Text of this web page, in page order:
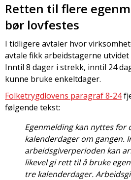
Retten til flere
bør lovfestes
I tidligere avtaler hvor
avtale fikk arbeidstagerne
Inntil 8 dager i strekk, inntil 24
kunne bruke enkeltdager.
Folketrygdlovens paragraf 8-24
følgende tekst:
Egenmelding kan nyttes for
kalenderdager om gangen.
arbeidsgiverperioden kan
likevel gi rett til å bruke
tre kalenderdager.